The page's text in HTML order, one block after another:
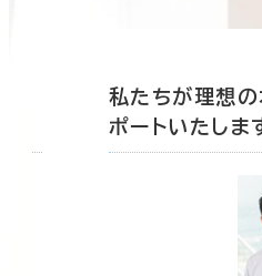
私たちが理想の
ポートいたしま